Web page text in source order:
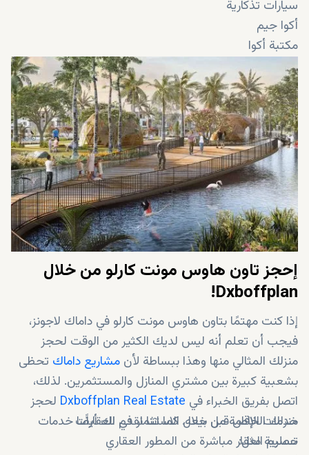
سيارات تذكارية
أكوا جيم
مكتبة أكوا
جناح موسيقى مفتوح
سبا خارجي
بحيرة صيد
منافذ الطعام والشراب
كلوب هاوس
ملاهي مائية
بحيرة
مدرج داخل الحديقة المائية
سينما مائية
شلالات
إحجز تاون هاوس مونت كارلو من خلال
Dxboffplan!
إذا كنت مهتمًا بتاون هاوس مونت كارلو في داماك لاجونز،
فيجب أن تعلم أنه ليس لديك الكثير من الوقت لحجز
منزلك المثالي منها وهذا ببساطة لأن مشاريع داماك تحظى
بشعبية كبيرة بين مشتري المنازل والمستثمرين. لذلك،
اتصل بفريق الخبراء في Dxboffplan Real Estate لحجز
منزلك الخاص قبل بيعه. كما اننا نقدم لك أيضًا خدمات
حصرية مثل:
خدمات الإقامة من خلال الاستثمار في العقارات
تسليم العقار مباشرة من المطور العقاري